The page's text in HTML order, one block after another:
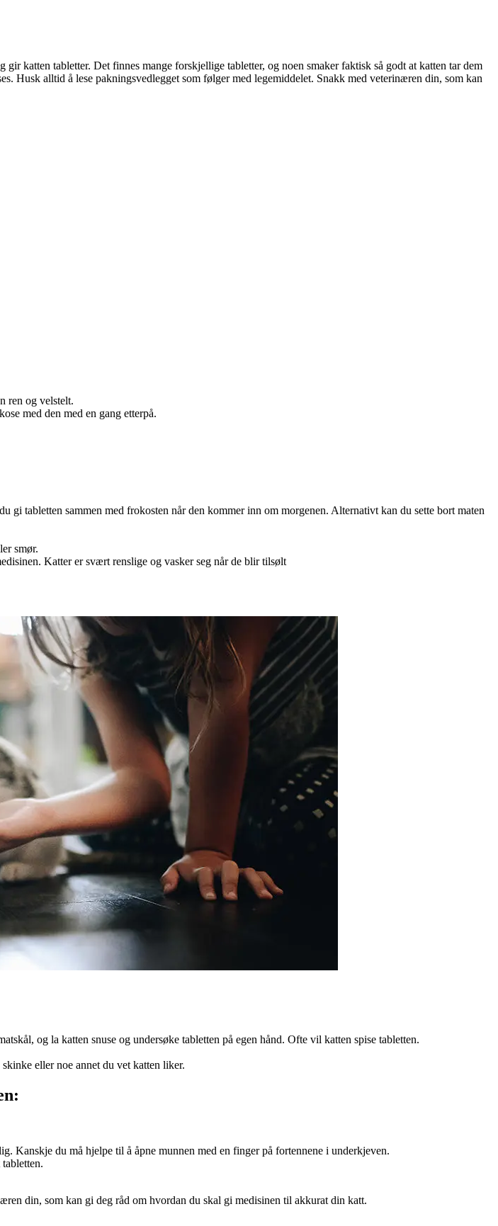
katten tabletter. Det finnes mange forskjellige tabletter, og noen smaker faktisk så godt at katten tar dem
Husk alltid å lese pakningsvedlegget som følger med legemiddelet. Snakk med veterinæren din, som kan
ren og velstelt.
med den med en gang etterpå.
tabletten sammen med frokosten når den kommer inn om morgenen. Alternativt kan du sette bort maten
smør.
Katter er svært renslige og vasker seg når de blir tilsølt
og la katten snuse og undersøke tabletten på egen hånd. Ofte vil katten spise tabletten.
eller noe annet du vet katten liker.
Kanskje du må hjelpe til å åpne munnen med en finger på fortennene i underkjeven.
din, som kan gi deg råd om hvordan du skal gi medisinen til akkurat din katt.